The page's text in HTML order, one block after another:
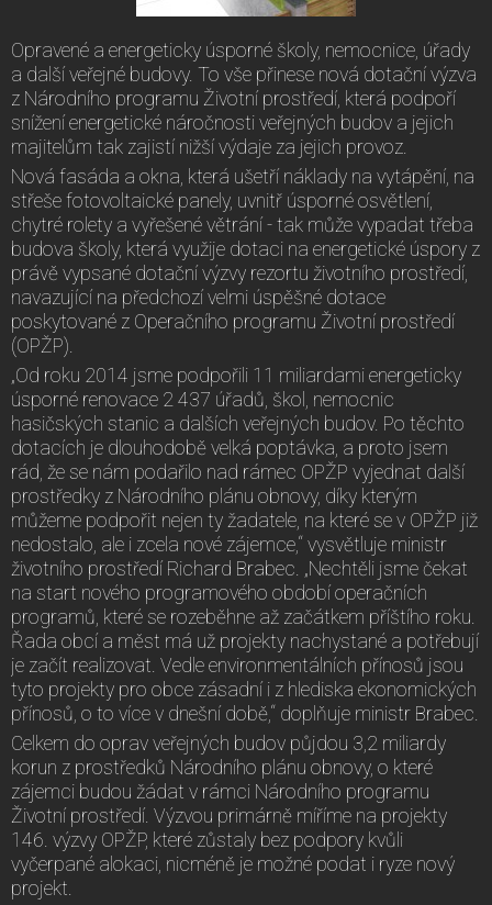
Opravené a energeticky úsporné školy, nemocnice, úřady
a další veřejné budovy. To vše přinese nová dotační výzva
z Národního programu Životní prostředí, která podpoří
snížení energetické náročnosti veřejných budov a jejich
majitelům tak zajistí nižší výdaje za jejich provoz.
Nová fasáda a okna, která ušetří náklady na vytápění, na
střeše fotovoltaické panely, uvnitř úsporné osvětlení,
chytré rolety a vyřešené větrání - tak může vypadat třeba
budova školy, která využije dotaci na energetické úspory z
právě vypsané dotační výzvy rezortu životního prostředí,
navazující na předchozí velmi úspěšné dotace
poskytované z Operačního programu Životní prostředí
(OPŽP).
„Od roku 2014 jsme podpořili 11 miliardami energeticky
úsporné renovace 2 437 úřadů, škol, nemocnic
hasičských stanic a dalších veřejných budov. Po těchto
dotacích je dlouhodobě velká poptávka, a proto jsem
rád, že se nám podařilo nad rámec OPŽP vyjednat další
prostředky z Národního plánu obnovy, díky kterým
můžeme podpořit nejen ty žadatele, na které se v OPŽP již
nedostalo, ale i zcela nové zájemce,“ vysvětluje ministr
životního prostředí Richard Brabec. „Nechtěli jsme čekat
na start nového programového období operačních
programů, které se rozeběhne až začátkem příštího roku.
Řada obcí a měst má už projekty nachystané a potřebují
je začít realizovat. Vedle environmentálních přínosů jsou
tyto projekty pro obce zásadní i z hlediska ekonomických
přínosů, o to více v dnešní době,“ doplňuje ministr Brabec.
Celkem do oprav veřejných budov půjdou 3,2 miliardy
korun z prostředků Národního plánu obnovy, o které
zájemci budou žádat v rámci Národního programu
Životní prostředí. Výzvou primárně míříme na projekty
146. výzvy OPŽP, které zůstaly bez podpory kvůli
vyčerpané alokaci, nicméně je možné podat i ryze nový
projekt.